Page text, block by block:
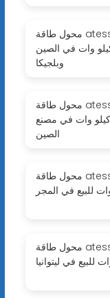
محول طاقة atess 100
وات في الصين
وبلجيكا
محول طاقة atess 100
كيلو وات في مصنع
الصين
محول طاقة atess 100
للبيع في المجر
محول طاقة atess 100
للبيع في ليتوانيا